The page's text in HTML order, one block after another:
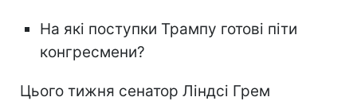
На які поступки Трампу готові піти
конгресмени?
Цього тижня сенатор Ліндсі Грем